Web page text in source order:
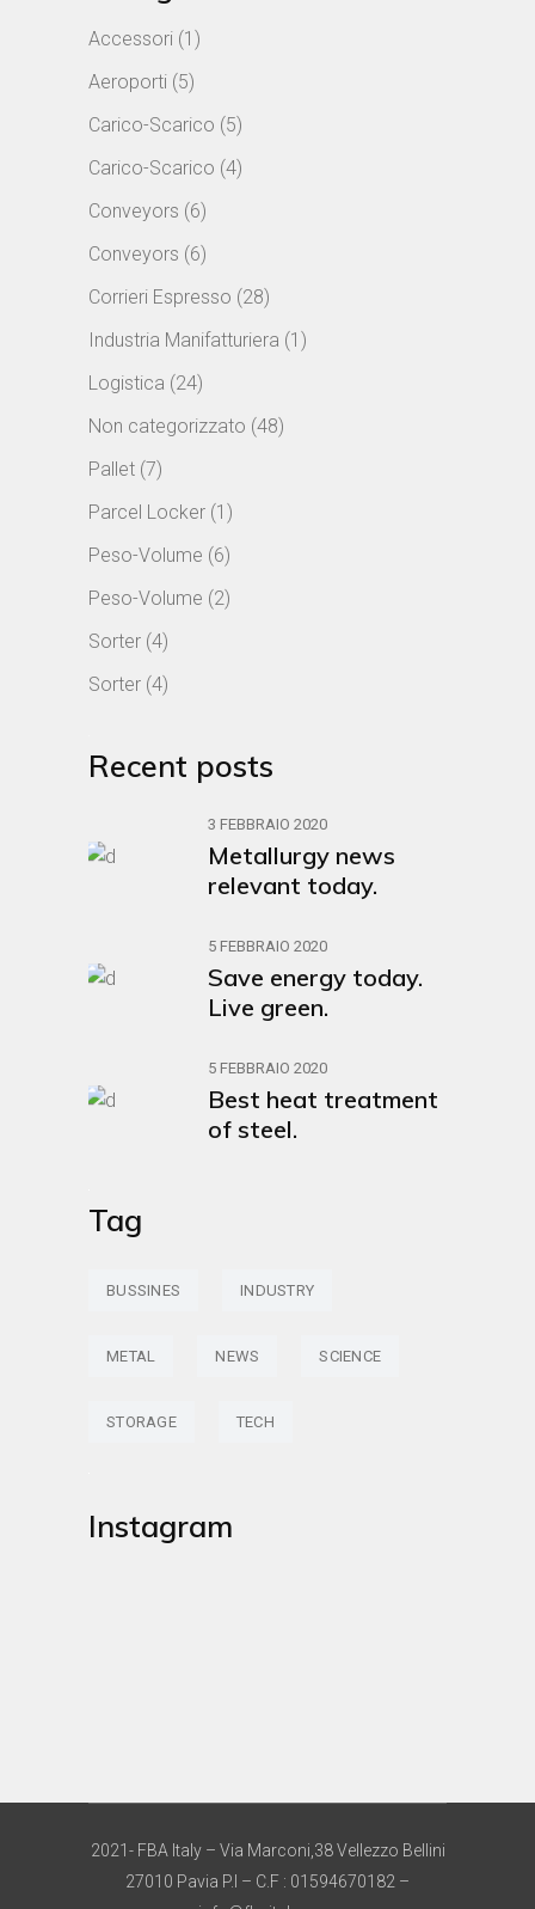
Accessori (1)
Aeroporti (5)
Carico-Scarico (5)
Carico-Scarico (4)
Conveyors (6)
Conveyors (6)
Corrieri Espresso (28)
Industria Manifatturiera (1)
Logistica (24)
Non categorizzato (48)
Pallet (7)
Parcel Locker (1)
Peso-Volume (6)
Peso-Volume (2)
Sorter (4)
Sorter (4)
Recent posts
3 FEBBRAIO 2020
Metallurgy news
relevant today.
5 FEBBRAIO 2020
Save energy today.
Live green.
5 FEBBRAIO 2020
Best heat treatment
of steel.
Tag
BUSSINES INDUSTRY
METAL NEWS SCIENCE
STORAGE TECH
Instagram
2021- FBA Italy – Via Marconi,38 Vellezzo Bellini
27010 Pavia P.I – C.F : 01594670182 –